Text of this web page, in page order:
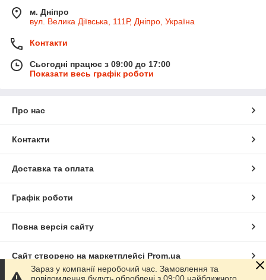
м. Дніпро
вул. Велика Діївська, 111Р, Дніпро, Україна
Контакти
Сьогодні працює з 09:00 до 17:00
Показати весь графік роботи
Про нас
Контакти
Доставка та оплата
Графік роботи
Повна версія сайту
Сайт створено на маркетплейсі Prom.ua
Зараз у компанії неробочий час. Замовлення та